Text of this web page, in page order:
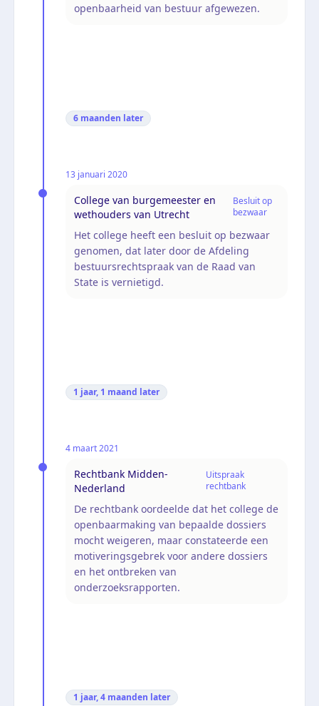
openbaarheid van bestuur afgewezen.
6 maanden later
13 januari 2020
College van burgemeester en
wethouders van Utrecht
Besluit op
bezwaar
Het college heeft een besluit op bezwaar
genomen, dat later door de Afdeling
bestuursrechtspraak van de Raad van
State is vernietigd.
1 jaar, 1 maand later
4 maart 2021
Rechtbank Midden-
Nederland
Uitspraak
rechtbank
De rechtbank oordeelde dat het college de
openbaarmaking van bepaalde dossiers
mocht weigeren, maar constateerde een
motiveringsgebrek voor andere dossiers
en het ontbreken van
onderzoeksrapporten.
1 jaar, 4 maanden later